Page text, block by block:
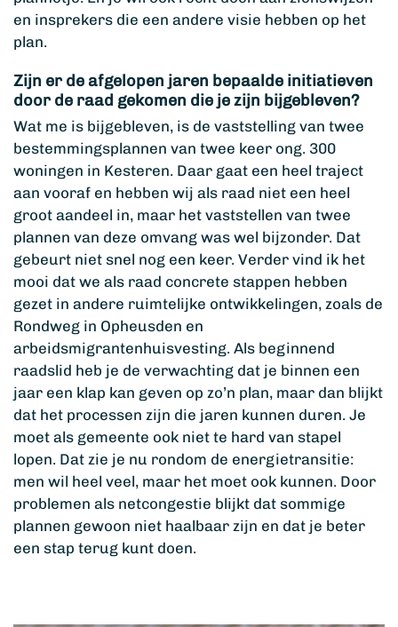
en insprekers die een andere visie hebben op het
plan.
Zijn er de afgelopen jaren bepaalde initiatieven
door de raad gekomen die je zijn bijgebleven?
Wat me is bijgebleven, is de vaststelling van twee
bestemmingsplannen van twee keer ong. 300
woningen in Kesteren. Daar gaat een heel traject
aan vooraf en hebben wij als raad niet een heel
groot aandeel in, maar het vaststellen van twee
plannen van deze omvang was wel bijzonder. Dat
gebeurt niet snel nog een keer. Verder vind ik het
mooi dat we als raad concrete stappen hebben
gezet in andere ruimtelijke ontwikkelingen, zoals de
Rondweg in Opheusden en
arbeidsmigrantenhuisvesting. Als beginnend
raadslid heb je de verwachting dat je binnen een
jaar een klap kan geven op zo’n plan, maar dan blijkt
dat het processen zijn die jaren kunnen duren. Je
moet als gemeente ook niet te hard van stapel
lopen. Dat zie je nu rondom de energietransitie:
men wil heel veel, maar het moet ook kunnen. Door
problemen als netcongestie blijkt dat sommige
plannen gewoon niet haalbaar zijn en dat je beter
een stap terug kunt doen.